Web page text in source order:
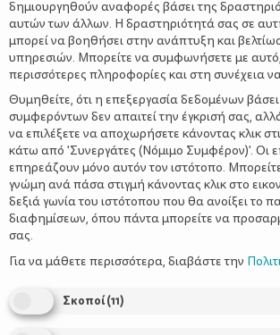
7 λόγοι που οι μαμάδες είναι τα πιο
ικανά στελέχη
δημιουργηθούν αναφορές βάσει της
αυτών των άλλων. Η δραστηριότητά σας σε
μπορεί να βοηθήσει στην ανάπτυξη και
υπηρεσιών. Μπορείτε να συμφωνήσετε με
περισσότερες πληροφορίες και στη συνέχεια
Θυμηθείτε, ότι η επεξεργασία δεδομένων
συμφερόντων δεν απαιτεί την έγκρισή σας,
να επιλέξετε να αποχωρήσετε κάνοντας κλικ
κάτω από 'Συνεργάτες (Νόμιμο Συμφέρον)'. Οι
επηρεάζουν μόνο αυτόν τον ιστότοπο.
γνώμη ανά πάσα στιγμή κάνοντας κλικ στο
δεξιά γωνία του ιστότοπου που θα ανοίξει το
διαφημίσεων, όπου πάντα μπορείτε να
σας.
Για να μάθετε περισσότερα, διαβάστε την
Σκοποί(11)